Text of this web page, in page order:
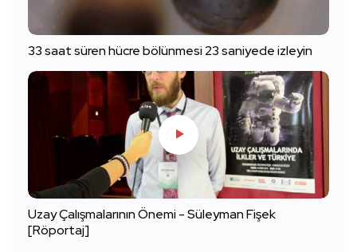
33 saat süren hücre bölünmesi 23 saniyede izleyin
Uzay Çalışmalarının Önemi - Süleyman Fişek
[Röportaj]